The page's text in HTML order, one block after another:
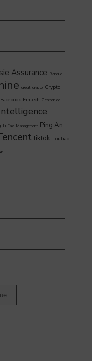
Assurance Banque
credit crypto Crypto
Facebook Fintech Gestion de
Intelligence
LuFax Management Ping An
tiktok Toutiao